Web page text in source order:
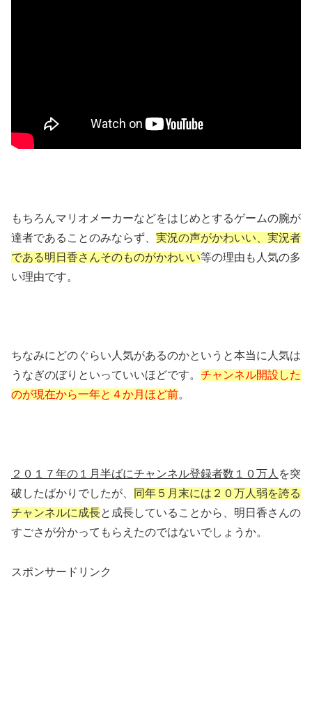
もちろんマリオメーカーなどをはじめとするゲームの腕が
達者であることのみならず、 実況の声がかわいい、実況者
である明日香さんそのものがかわいい等の理由も人気の多
い理由です。
ちなみにどのぐらい人気があるのかというと本当に人気は
うなぎのぼりといっていいほどです。 チャンネル開設した
のが現在から一年と４か月ほど前。
２０１７年の１月半ばにチャンネル登録者数１０万人 を突
破したばかりでしたが、
同年５月末には２０万人弱を誇る
チャンネルに成長と成長していることから、明日香さんの
すごさが分かってもらえたのではないでしょうか。
スポンサードリンク